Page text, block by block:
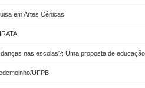
em Artes Cênicas
nas escolas?: Uma proposta de
UFPB